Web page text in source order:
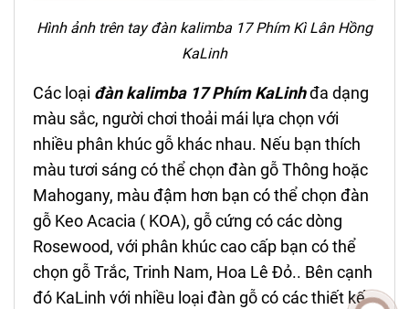
Hình ảnh trên tayđàn kalimba 17 Phím Kì Lân Hồng
KaLinh
Các loại đàn kalimba 17 Phím KaLinhđa dạng
màu sắc, người chơi thoải mái lựa chọn với
nhiều phân khúc gỗ khác nhau. Nếu bạn thích
màu tươi sáng có thể chọn đàn gỗ Thông hoặc
Mahogany, màu đậm hơn bạn có thể chọn đàn
gỗ Keo Acacia ( KOA), gỗ cứng có các dòng
Rosewood, với phân khúc cao cấp bạn có thể
chọn gỗ Trắc, Trinh Nam, Hoa Lê Đỏ.. Bên cạnh
đó KaLinh với nhiều loại đàn gỗ có các thiết kế